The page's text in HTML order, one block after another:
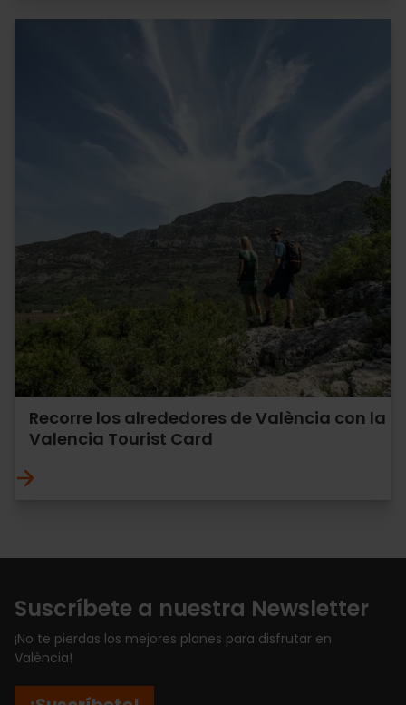
Recorre los alrededores de València con la
Valencia Tourist Card
Suscríbete a nuestra Newsletter
¡No te pierdas los mejores planes para disfrutar en
València!